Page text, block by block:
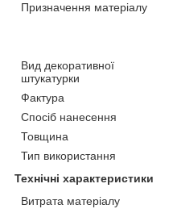
Призначення матеріалу
Вид декоративної
штукатурки
Фактура
Спосіб нанесення
Товщина
Тип використання
Технічні характеристики
Витрата матеріалу